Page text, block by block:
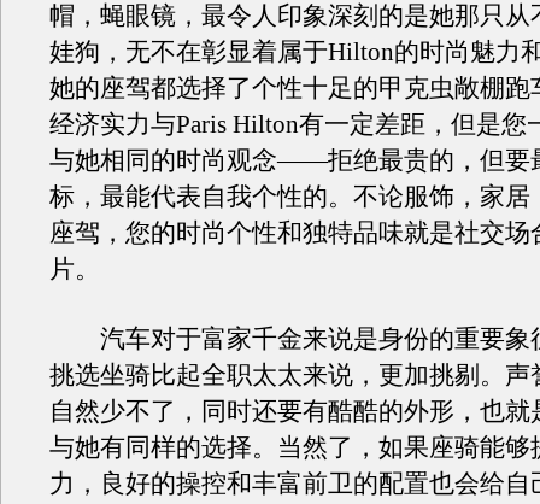
帽，蝇眼镜，最令人印象深刻的是她那只从
娃狗，无不在彰显着属于Hilton的时尚魅力
她的座驾都选择了个性十足的甲克虫敞棚跑
经济实力与Paris Hilton有一定差距，但是您
与她相同的时尚观念——拒绝最贵的，但要
标，最能代表自我个性的。不论服饰，家居
座驾，您的时尚个性和独特品味就是社交场
片。
汽车对于富家千金来说是身份的重要象
挑选坐骑比起全职太太来说，更加挑剔。声
自然少不了，同时还要有酷酷的外形，也就
与她有同样的选择。当然了，如果座骑能够
力，良好的操控和丰富前卫的配置也会给自